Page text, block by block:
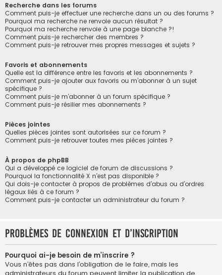
Recherche dans les forums
Comment puis-je effectuer une recherche dans un ou des forums ?
Pourquoi ma recherche ne renvoie aucun résultat ?
Pourquoi ma recherche renvoie à une page blanche ?!
Comment puis-je rechercher des membres ?
Comment puis-je retrouver mes propres messages et sujets ?
Favoris et abonnements
Quelle est la différence entre les favoris et les abonnements ?
Comment puis-je ajouter aux favoris ou m’abonner à un sujet
spécifique ?
Comment puis-je m’abonner à un forum spécifique ?
Comment puis-je résilier mes abonnements ?
Pièces jointes
Quelles pièces jointes sont autorisées sur ce forum ?
Comment puis-je retrouver toutes mes pièces jointes ?
À propos de phpBB
Qui a développé ce logiciel de forum de discussions ?
Pourquoi la fonctionnalité X n’est pas disponible ?
Qui dois-je contacter à propos de problèmes d’abus ou d’ordres
légaux liés à ce forum ?
Comment puis-je contacter un administrateur du forum ?
Problèmes de connexion et d’inscription
Pourquoi ai-je besoin de m’inscrire ?
Vous n’êtes pas dans l’obligation de le faire, mais les